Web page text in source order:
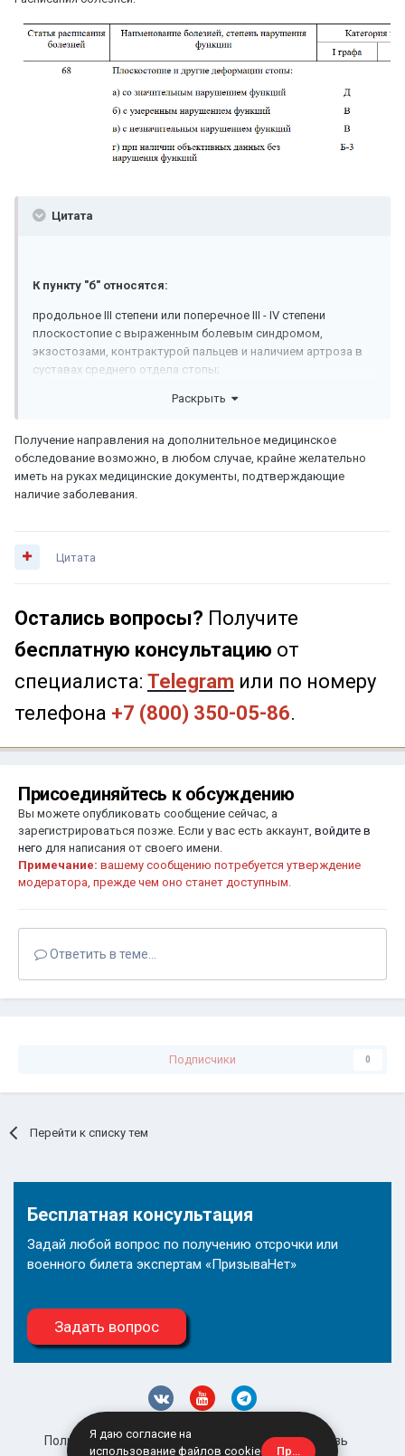
Цитата
К пункту "б" относятся:
продольное III степени или поперечное III - IV степени
плоскостопие с выраженным болевым синдромом,
экзостозами, контрактурой пальцев и наличием артроза в
суставах среднего отдела стопы;
установки пяточной кости и явлений деформирующего
артроза в суставах среднего отдела стопы;
Раскрыть
Получение направления на дополнительное медицинское
обследование возможно, в любом случае, крайне желательно
иметь на руках медицинские документы, подтверждающие
наличие заболевания.
Цитата
Остались вопросы? Получите
бесплатную консультацию от
специалиста: Telegram или по номеру
телефона +7 (800) 350-05-86.
Присоединяйтесь к обсуждению
Вы можете опубликовать сообщение сейчас, а
зарегистрироваться позже. Если у вас есть аккаунт, войдите в
него для написания от своего имени.
Примечание: вашему сообщению потребуется утверждение
модератора, прежде чем оно станет доступным.
Ответить в теме...
Подписчики 0
Перейти к списку тем
Бесплатная консультация
Задай любой вопрос по получению отсрочки или
военного билета экспертам «ПризываНет»
Задать вопрос
Политика конфиденциальности
Обратная связь
Я даю согласие на
использование файлов cookie
Принять